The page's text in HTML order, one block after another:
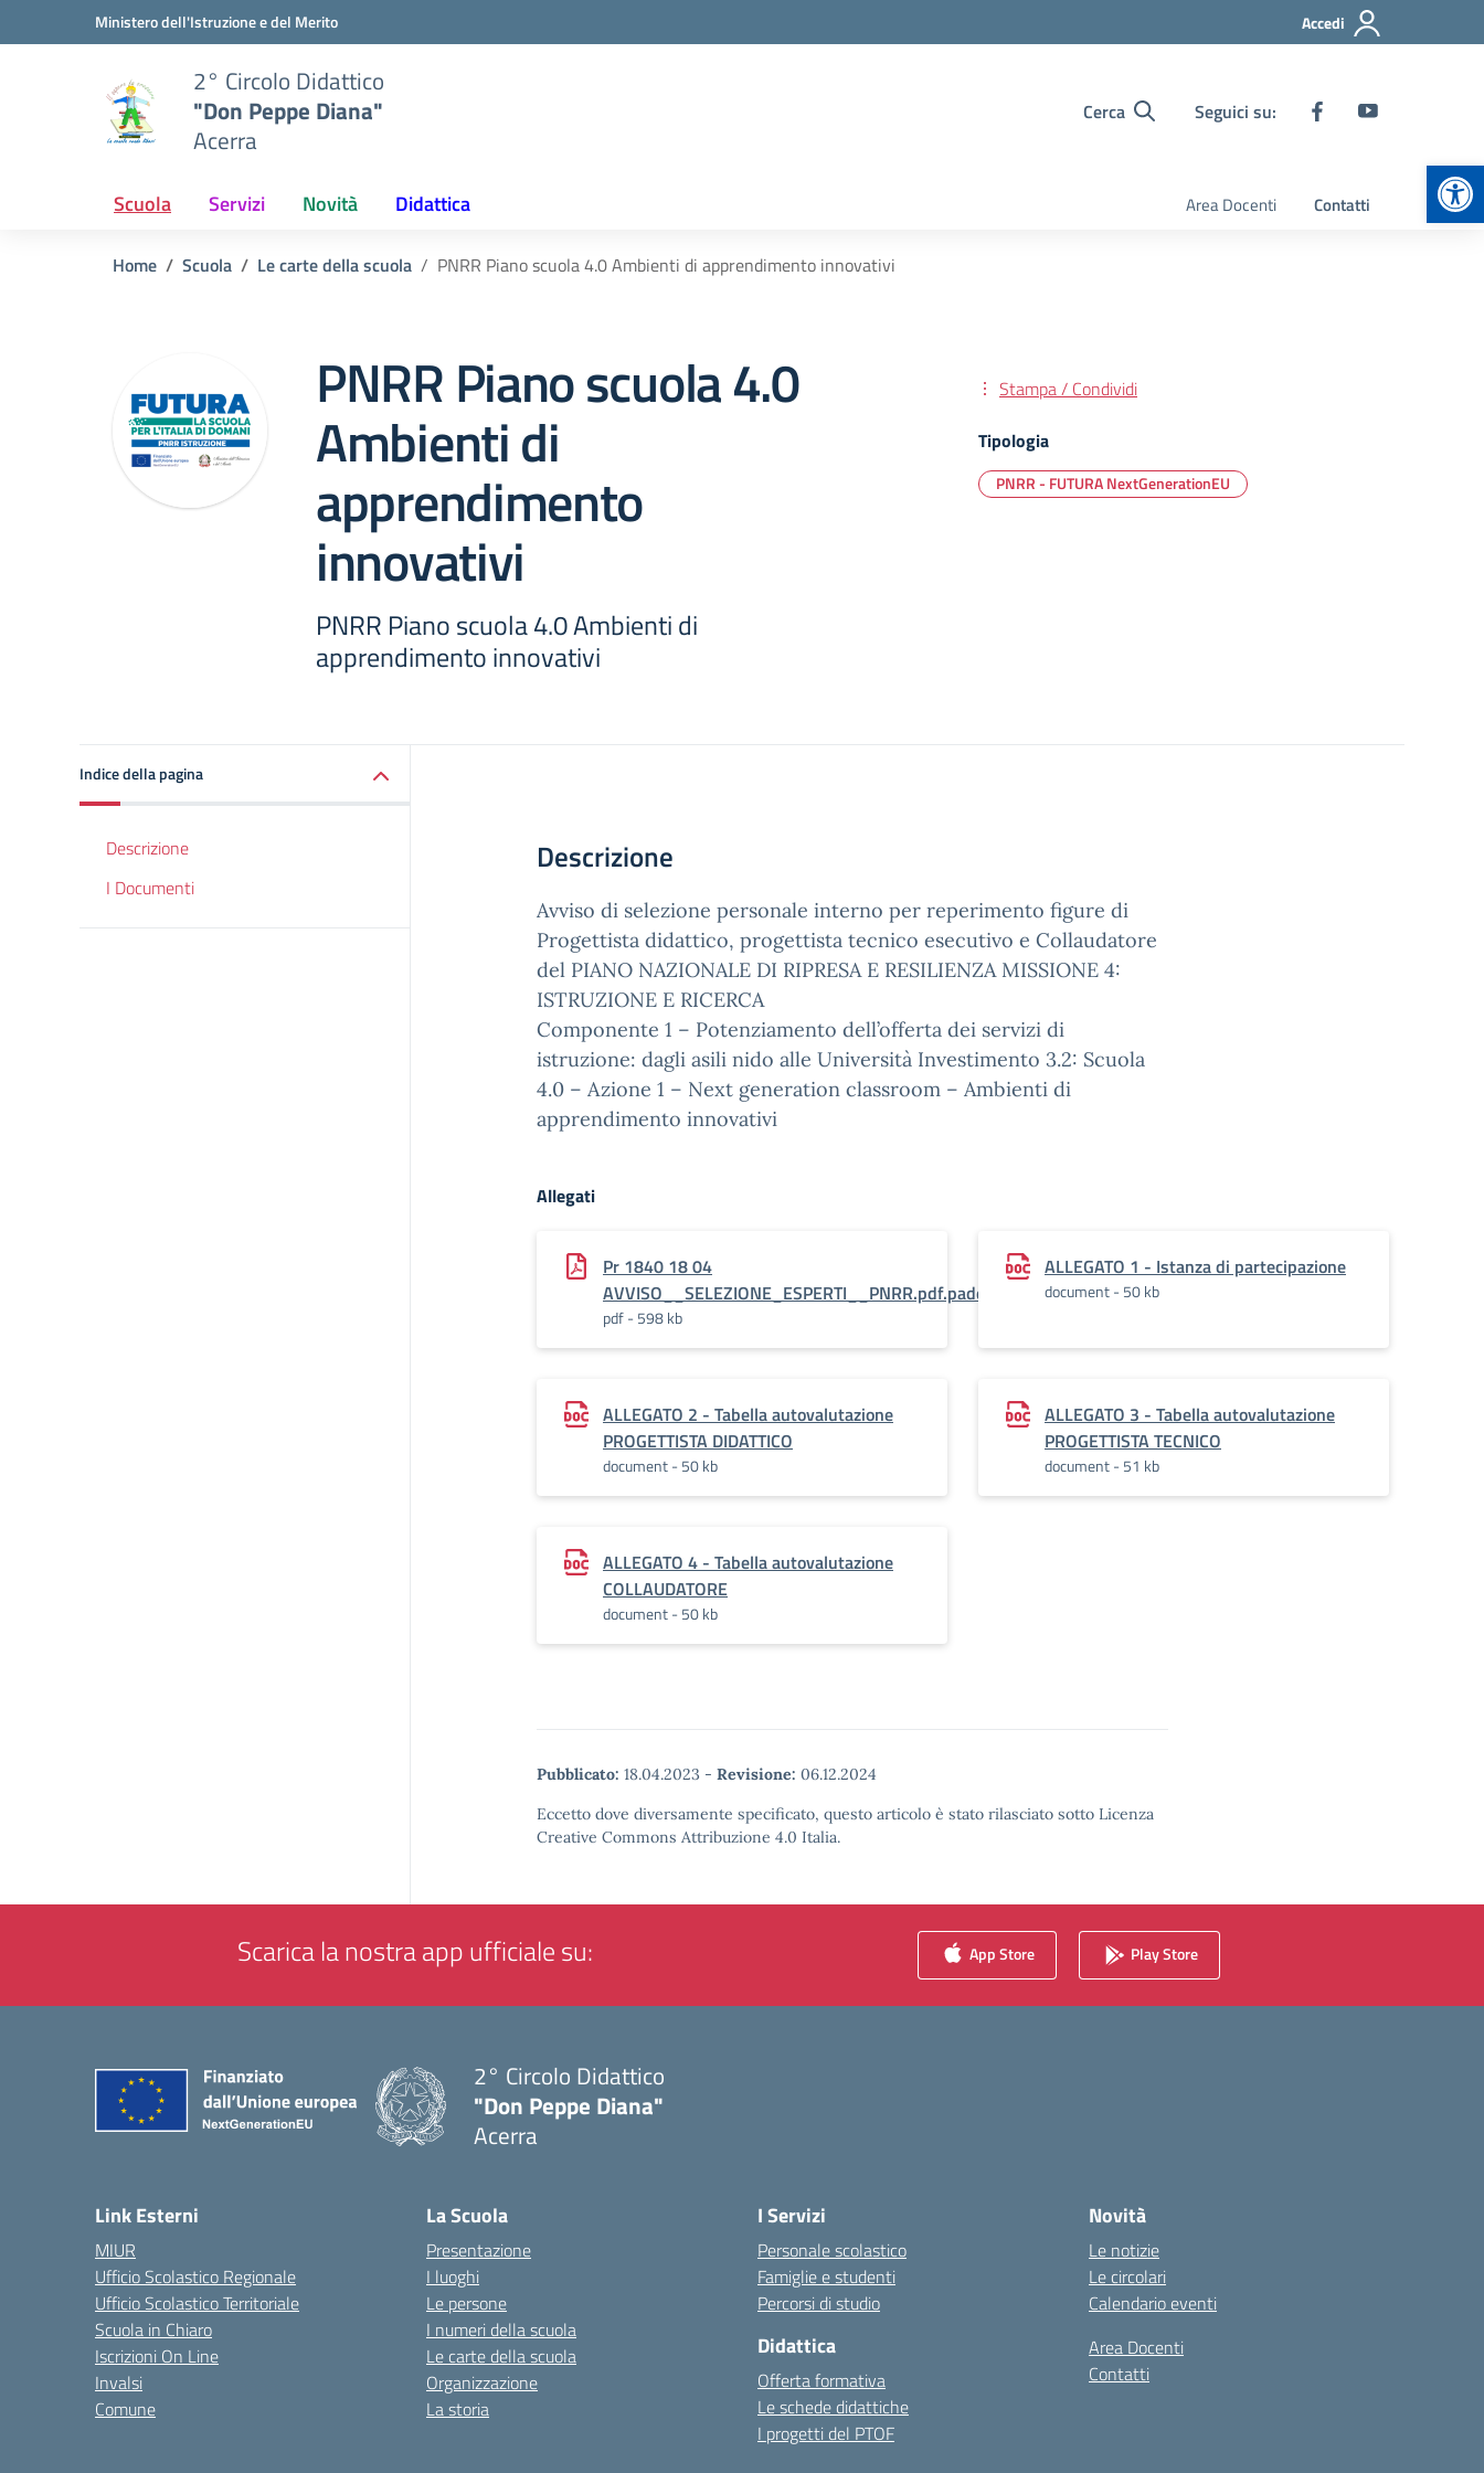
Vai ai contenuti
Vai al menu di navigazioneMinistero dell'Istruzione e del Merito Accedi
2° Circolo Didattico
"Don Peppe Diana"
Acerra
Cerca Seguici su:
Scuola Servizi Novità Didattica Area Docenti Contatti
Home Scuola Le carte della scuola PNRR Piano scuola 4.0 Ambienti di apprendimento innovativi
PNRR Piano scuola 4.0
Ambienti di
apprendimento
innovativi
PNRR Piano scuola 4.0 Ambienti di
apprendimento innovativi
Stampa / Condividi
Tipologia
PNRR - FUTURA NextGenerationEU
Indice della pagina
Descrizione
I Documenti
Descrizione
Avviso di selezione personale interno per reperimento figure di
Progettista didattico, progettista tecnico esecutivo e Collaudatore
del PIANO NAZIONALE DI RIPRESA E RESILIENZA MISSIONE 4:
ISTRUZIONE E RICERCA
Componente 1 – Potenziamento dell’offerta dei servizi di
istruzione: dagli asili nido alle Università Investimento 3.2: Scuola
4.0 – Azione 1 – Next generation classroom – Ambienti di
apprendimento innovativi
Allegati
Pr 1840 18 04
AVVISO__SELEZIONE_ESPERTI__PNRR.pdf.pades
pdf - 598 kb
ALLEGATO 1 - Istanza di partecipazione
document - 50 kb
ALLEGATO 2 - Tabella autovalutazione
PROGETTISTA DIDATTICO
document - 50 kb
ALLEGATO 3 - Tabella autovalutazione
PROGETTISTA TECNICO
document - 51 kb
ALLEGATO 4 - Tabella autovalutazione
COLLAUDATORE
document - 50 kb
Pubblicato: 18.04.2023 - Revisione: 06.12.2024
Eccetto dove diversamente specificato, questo articolo è stato rilasciato sotto Licenza
Creative Commons Attribuzione 4.0 Italia.
Scarica la nostra app ufficiale su: App Store Play Store
2° Circolo Didattico
"Don Peppe Diana"
Acerra
Link Esterni
MIUR
Ufficio Scolastico Regionale
Ufficio Scolastico Territoriale
Scuola in Chiaro
Iscrizioni On Line
Invalsi
Comune
La Scuola
Presentazione
I luoghi
Le persone
I numeri della scuola
Le carte della scuola
Organizzazione
La storia
I Servizi
Personale scolastico
Famiglie e studenti
Percorsi di studio
Didattica
Offerta formativa
Le schede didattiche
I progetti del PTOF
Novità
Le notizie
Le circolari
Calendario eventi
Area Docenti
Contatti